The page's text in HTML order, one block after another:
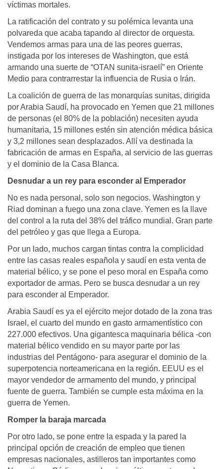
víctimas mortales.
La ratificación del contrato y su polémica levanta una
polvareda que acaba tapando al director de orquesta.
Vendemos armas para una de las peores guerras,
instigada por los intereses de Washington, que está
armando una suerte de “OTAN sunita-israelí” en Oriente
Medio para contrarrestar la influencia de Rusia o Irán.
La coalición de guerra de las monarquías sunitas, dirigida
por Arabia Saudí, ha provocado en Yemen que 21 millones
de personas (el 80% de la población) necesiten ayuda
humanitaria, 15 millones estén sin atención médica básica
y 3,2 millones sean desplazados. Allí va destinada la
fabricación de armas en España, al servicio de las guerras
y el dominio de la Casa Blanca.
Desnudar a un rey para esconder al Emperador
No es nada personal, solo son negocios. Washington y
Riad dominan a fuego una zona clave. Yemen es la llave
del control a la ruta del 38% del tráfico mundial. Gran parte
del petróleo y gas que llega a Europa.
Por un lado, muchos cargan tintas contra la complicidad
entre las casas reales española y saudí en esta venta de
material bélico, y se pone el peso moral en España como
exportador de armas. Pero se busca desnudar a un rey
para esconder al Emperador.
Arabia Saudí es ya el ejército mejor dotado de la zona tras
Israel, el cuarto del mundo en gasto armamentístico con
227.000 efectivos. Una gigantesca maquinaria bélica -con
material bélico vendido en su mayor parte por las
industrias del Pentágono- para asegurar el dominio de la
superpotencia norteamericana en la región. EEUU es el
mayor vendedor de armamento del mundo, y principal
fuente de guerra. También se cumple esta máxima en la
guerra de Yemen.
Romper la baraja marcada
Por otro lado, se pone entre la espada y la pared la
principal opción de creación de empleo que tienen
empresas nacionales, astilleros tan importantes como